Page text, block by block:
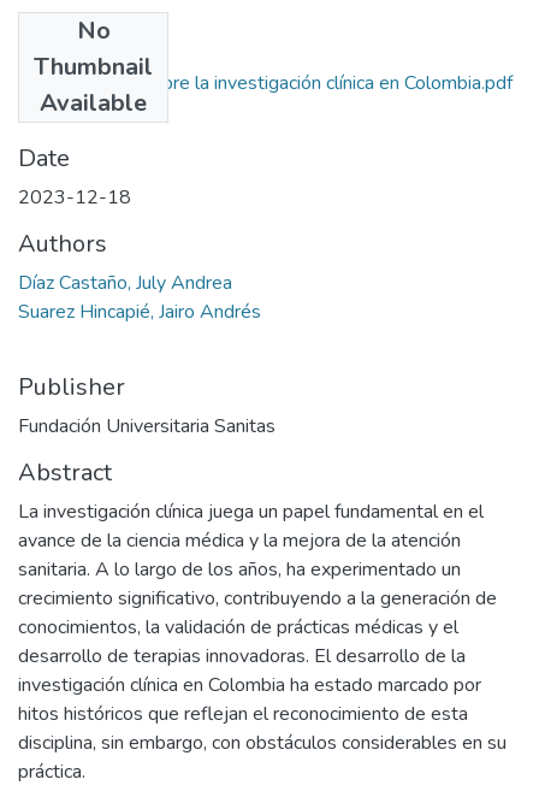
No
Thumbnail
Available
Marco legal sobre la investigación clínica en Colombia.pdf
(550.75 KB)
Date
2023-12-18
Authors
Díaz Castaño, July Andrea
Suarez Hincapié, Jairo Andrés
Publisher
Fundación Universitaria Sanitas
Abstract
La investigación clínica juega un papel fundamental en el
avance de la ciencia médica y la mejora de la atención
sanitaria. A lo largo de los años, ha experimentado un
crecimiento significativo, contribuyendo a la generación de
conocimientos, la validación de prácticas médicas y el
desarrollo de terapias innovadoras. El desarrollo de la
investigación clínica en Colombia ha estado marcado por
hitos históricos que reflejan el reconocimiento de esta
disciplina, sin embargo, con obstáculos considerables en su
práctica.